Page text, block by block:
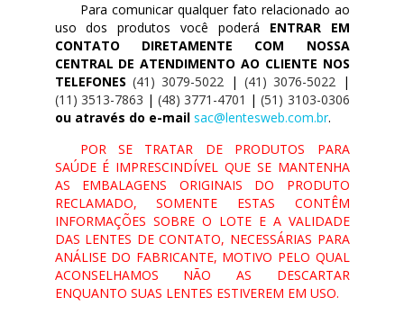
Para comunicar qualquer fato relacionado ao
uso dos produtos você poderá ENTRAR EM
CONTATO DIRETAMENTE COM NOSSA
CENTRAL DE ATENDIMENTO AO CLIENTE NOS
TELEFONES (41) 3079-5022 | (41) 3076-5022 |
(11) 3513-7863 | (48) 3771-4701 |(51) 3103-0306
ou através do e-mail sac@lentesweb.com.br.
POR SE TRATAR DE PRODUTOS PARA
SAÚDE É IMPRESCINDÍVEL QUE SE MANTENHA
AS EMBALAGENS ORIGINAIS DO PRODUTO
RECLAMADO, SOMENTE ESTAS CONTÊM
INFORMAÇÕES SOBRE O LOTE E A VALIDADE
DAS LENTES DE CONTATO, NECESSÁRIAS PARA
ANÁLISE DO FABRICANTE, MOTIVO PELO QUAL
ACONSELHAMOS NÃO AS DESCARTAR
ENQUANTO SUAS LENTES ESTIVEREM EM USO.